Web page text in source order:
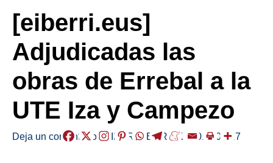
[eiberri.eus]
Adjudicadas las
obras de Errebal a la
UTE Iza y Campezo
Deja un comentario /EIBAR ,HERRIAK /2019-02-27